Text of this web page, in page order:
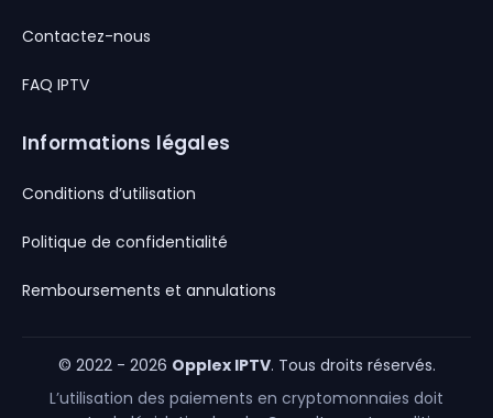
Contactez-nous
FAQ IPTV
Informations légales
Conditions d’utilisation
Politique de confidentialité
Remboursements et annulations
© 2022 - 2026 Opplex IPTV. Tous droits réservés.
L’utilisation des paiements en cryptomonnaies doit